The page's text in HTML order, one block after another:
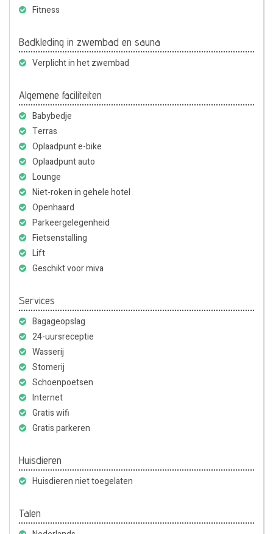
Fitness
Badkleding in zwembad en sauna
Verplicht in het zwembad
Algemene faciliteiten
Babybedje
Terras
Oplaadpunt e-bike
Oplaadpunt auto
Lounge
Niet-roken in gehele hotel
Openhaard
Parkeergelegenheid
Fietsenstalling
Lift
Geschikt voor miva
Services
Bagageopslag
24-uursreceptie
Wasserij
Stomerij
Schoenpoetsen
Internet
Gratis wifi
Gratis parkeren
Huisdieren
Huisdieren niet toegelaten
Talen